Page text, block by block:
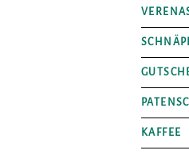
KAFFEE